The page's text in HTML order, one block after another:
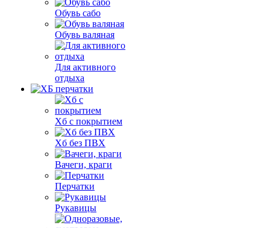
Обувь сабо
Обувь валяная
Для активного
отдыха
Хб с покрытием
Хб без ПВХ
Вачеги, краги
Перчатки
Рукавицы